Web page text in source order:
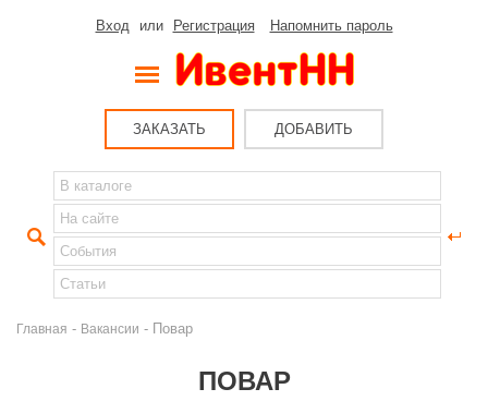
Вход или Регистрация Напомнить пароль
ЗАКАЗАТЬ ДОБАВИТЬ
Главная - Вакансии - Повар
ПОВАР